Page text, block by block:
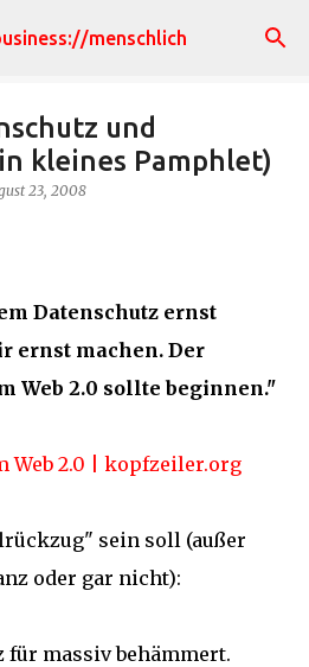
Hauptbereich
menschlich
und
kleines Pamphlet)
23, 2008
Datenschutz ernst
ernst machen. Der
Web 2.0 sollte beginnen."
Web 2.0 | kopfzeiler.org
sein soll (außer
oder gar nicht):
für massiv behämmert.